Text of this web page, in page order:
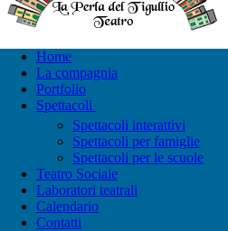
Home
La compagnia
Portfolio
Spettacoli
Spettacoli interattivi
Spettacoli per famiglie
Spettacoli per le scuole
Teatro Sociale
Laboratori teatrali
Calendario
Contatti